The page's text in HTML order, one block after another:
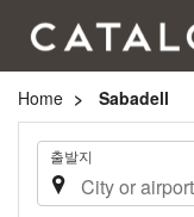
Home Sabadell
여출발지